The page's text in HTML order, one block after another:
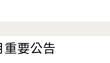
重要公告